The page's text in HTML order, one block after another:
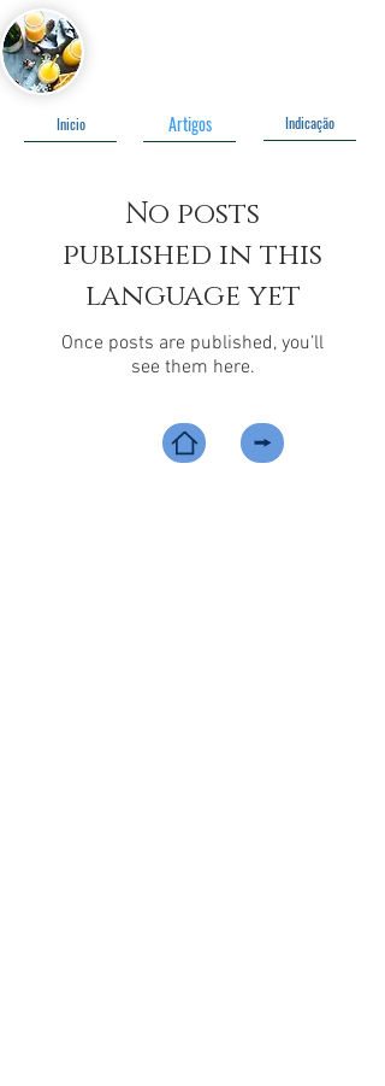
Inicio Artigos Indicação
No posts
published in this
language yet
Once posts are published, you’ll
see them here.